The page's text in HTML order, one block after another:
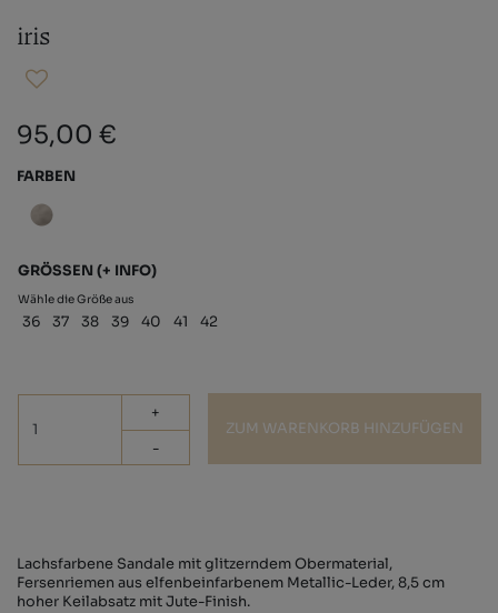
iris
95,00 €
FARBEN
GRÖSSEN (+ INFO)
Wähle die Größe aus
36 37 38 39 40 41 42
+
-
ZUM WARENKORB HINZUFÜGEN
Lachsfarbene Sandale mit glitzerndem Obermaterial,
Fersenriemen aus elfenbeinfarbenem Metallic-Leder, 8,5 cm
hoher Keilabsatz mit Jute-Finish.